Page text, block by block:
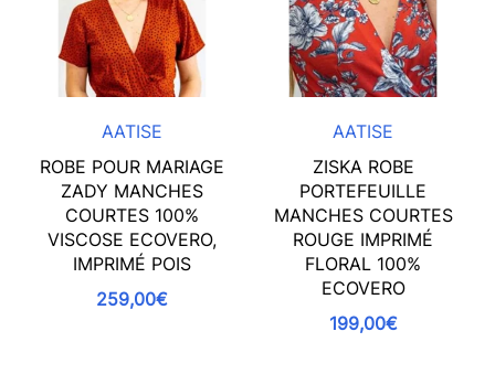
AATISE
ROBE POUR MARIAGE
ZADY MANCHES
COURTES 100%
VISCOSE ECOVERO,
IMPRIMÉ POIS
259,00€
AATISE
ZISKA ROBE
PORTEFEUILLE
MANCHES COURTES
ROUGE IMPRIMÉ
FLORAL 100%
ECOVERO
199,00€